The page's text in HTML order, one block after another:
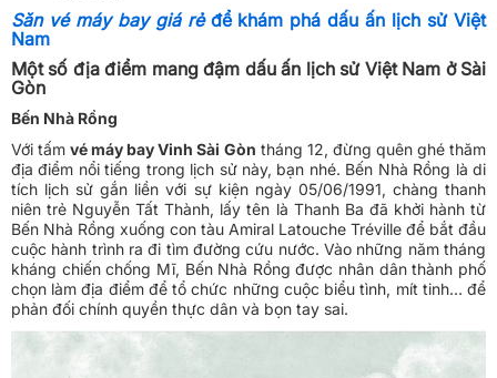
Săn vé máy bay giá rẻđể khám phá dấu ấn lịch sử Việt
Nam
Một số địa điểm mang đậm dấu ấn lịch sử Việt Nam ở Sài
Gòn
Bến Nhà Rồng
Với tấmvé máy bay Vinh Sài Gòn tháng 12, đừng quên ghé thăm
địa điểm nổi tiếng trong lịch sử này, bạn nhé. Bến Nhà Rồng là di
tích lịch sử gắn liền với sự kiện ngày 05/06/1991, chàng thanh
niên trẻ Nguyễn Tất Thành, lấy tên là Thanh Ba đã khởi hành từ
Bến Nhà Rồng xuống con tàu Amiral Latouche Tréville để bắt đầu
cuộc hành trình ra đi tìm đường cứu nước. Vào những năm tháng
kháng chiến chống Mĩ, Bến Nhà Rồng được nhân dân thành phố
chọn làm địa điểm để tổ chức những cuộc biểu tình, mít tinh… để
phản đối chính quyền thực dân và bọn tay sai.